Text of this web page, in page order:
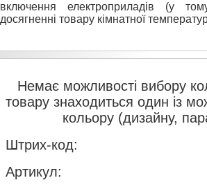
включення електроприладів (у
досягненні товару кімнатної
Немає можливості вибору
товару знаходиться один із
кольору (дизайну,
Штрих-код:
Артикул: